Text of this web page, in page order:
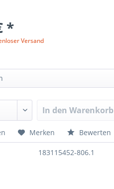
*
Versand
In den Warenkorb
Merken Bewerten
183115452-806.1